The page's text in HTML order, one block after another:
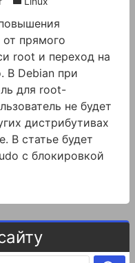
от прямого
root и переход на
В Debian при
для root-
не будет
дистрибутивах
В статье будет
с блокировкой